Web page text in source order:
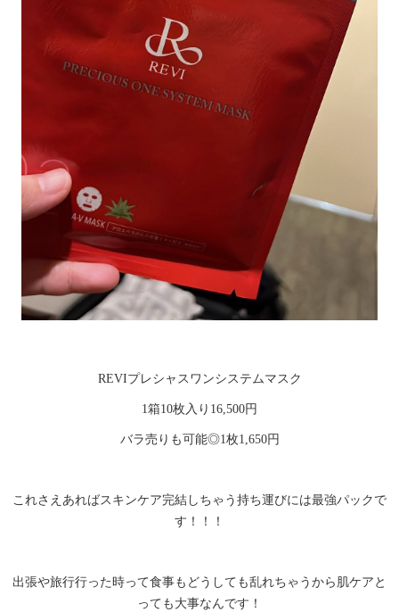
REVIプレシャスワンシステムマスク
1箱10枚入り16,500円
バラ売りも可能◎1枚1,650円
これさえあればスキンケア完結しちゃう持ち運びには最強パックで
す！！！
出張や旅行行った時って食事もどうしても乱れちゃうから肌ケアと
っても大事なんです！